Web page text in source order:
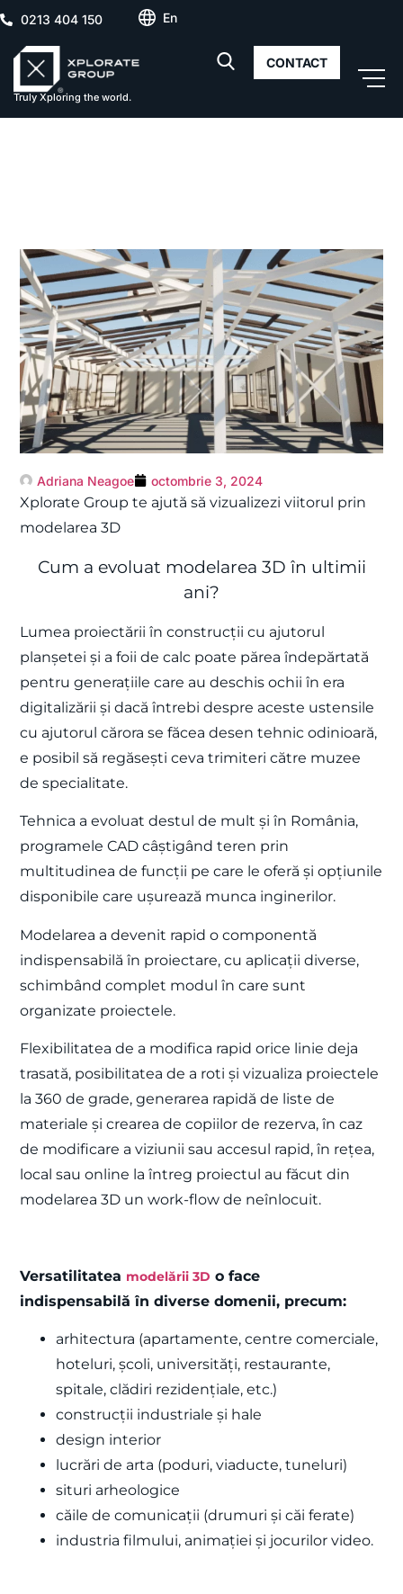
0213 404 150 En
Truly Xploring the world.
CONTACT
Adriana Neagoe octombrie 3, 2024
Xplorate Group te ajută să vizualizezi viitorul prin
modelarea 3D
Cum a evoluat modelarea 3D în ultimii
ani?
Lumea proiectării în construcții cu ajutorul
planșetei și a foii de calc poate părea îndepărtată
pentru generațiile care au deschis ochii în era
digitalizării și dacă întrebi despre aceste ustensile
cu ajutorul cărora se făcea desen tehnic odinioară,
e posibil să regăsești ceva trimiteri către muzee
de specialitate.
Tehnica a evoluat destul de mult și în România,
programele CAD câștigând teren prin
multitudinea de funcții pe care le oferă și opțiunile
disponibile care ușurează munca inginerilor.
Modelarea a devenit rapid o componentă
indispensabilă în proiectare, cu aplicații diverse,
schimbând complet modul în care sunt
organizate proiectele.
Flexibilitatea de a modifica rapid orice linie deja
trasată, posibilitatea de a roti și vizualiza proiectele
la 360 de grade, generarea rapidă de liste de
materiale și crearea de copiilor de rezerva, în caz
de modificare a viziunii sau accesul rapid, în rețea,
local sau online la întreg proiectul au făcut din
modelarea 3D un work-flow de neînlocuit.
Versatilitatea modelării 3D o face
indispensabilă în diverse domenii, precum:
arhitectura (apartamente, centre comerciale,
hoteluri, școli, universități, restaurante,
spitale, clădiri rezidențiale, etc.)
construcții industriale și hale
design interior
lucrări de arta (poduri, viaducte, tuneluri)
situri arheologice
căile de comunicații (drumuri și căi ferate)
industria filmului, animației și jocurilor video.